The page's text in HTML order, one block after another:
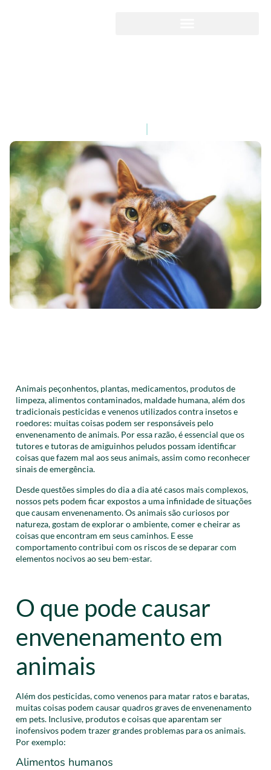
Animais peçonhentos, plantas, medicamentos, produtos de
limpeza, alimentos contaminados, maldade humana, além dos
tradicionais pesticidas e venenos utilizados contra insetos e
roedores: muitas coisas podem ser responsáveis pelo
envenenamento de animais. Por essa razão, é essencial que os
tutores e tutoras de amiguinhos peludos possam identificar
coisas que fazem mal aos seus animais, assim como reconhecer
sinais de emergência.
Desde questões simples do dia a dia até casos mais complexos,
nossos pets podem ficar expostos a uma infinidade de situações
que causam envenenamento. Os animais são curiosos por
natureza, gostam de explorar o ambiente, comer e cheirar as
coisas que encontram em seus caminhos. E esse
comportamento contribui com os riscos de se deparar com
elementos nocivos ao seu bem-estar.
O que pode causar
envenenamento em
animais
Além dos pesticidas, como venenos para matar ratos e baratas,
muitas coisas podem causar quadros graves de envenenamento
em pets. Inclusive, produtos e coisas que aparentam ser
inofensivos podem trazer grandes problemas para os animais.
Por exemplo:
Alimentos humanos